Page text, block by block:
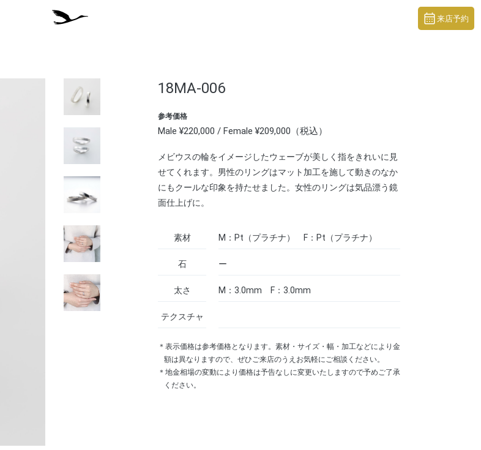
来店予約
18MA-006
参考価格
Male ¥220,000 / Female ¥209,000（税込）
メビウスの輪をイメージしたウェーブが美しく指をきれいに見
せてくれます。男性のリングはマット加工を施して動きのなか
にもクールな印象を持たせました。女性のリングは気品漂う鏡
面仕上げに。
素材 M：Pt（プラチナ） F：Pt（プラチナ）
石 ー
太さ M：3.0mm F：3.0mm
テクスチャ
＊表示価格は参考価格となります。素材・サイズ・幅・加工などにより金
額は異なりますので、ぜひご来店のうえお気軽にご相談ください。
＊地金相場の変動により価格は予告なしに変更いたしますので予めご了承
ください。